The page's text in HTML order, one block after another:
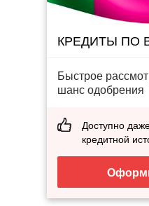
КРЕДИТЫ ПО
Быстрое
шанс одобрения
Доступно
кредитной